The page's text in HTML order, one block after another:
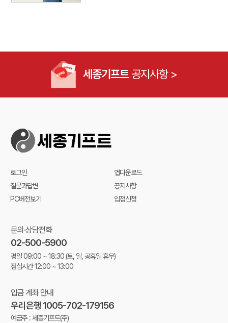
세종기프트공지사항 >
로그인
앱다운로드
질문과답변
공지사항
PC버전보기
입점신청
문의·상담전화
02-500-5900
평일 09:00 ~ 18:30(토, 일, 공휴일 휴무)
점심시간 12:00 ~ 13:00
입금 계좌 안내
우리은행 1005-702-179156
예금주 : 세종기프트(주)